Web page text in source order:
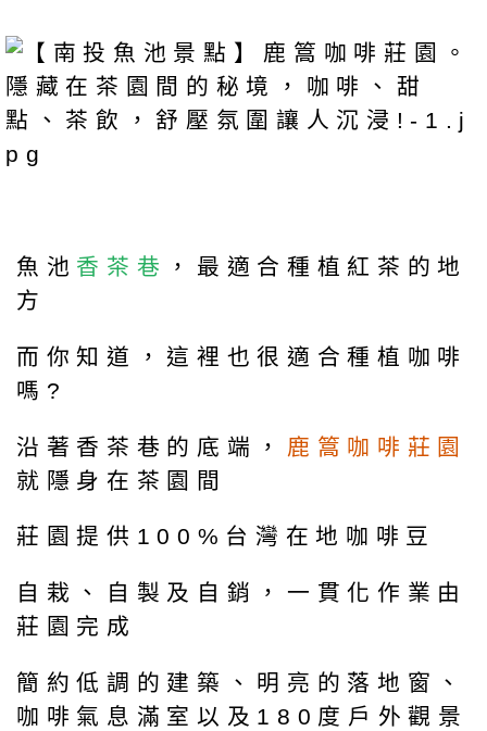
魚池 香茶巷
，最適合種植紅茶的地
方
而你知道，這裡也很適合種植咖啡
嗎?
沿著香茶巷的底端， 鹿篙咖啡莊園
就隱身在茶園間
莊園提供100%台灣在地咖啡豆
自栽、自製及自銷，一貫化作業由
莊園完成
簡約低調的建築、明亮的落地窗、
咖啡氣息滿室以及180度戶外觀景